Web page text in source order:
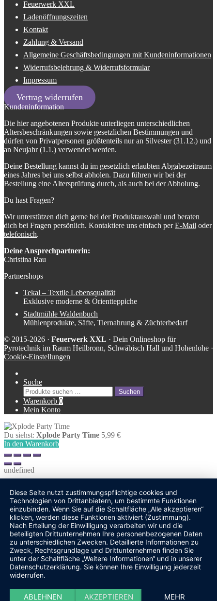
Feuerwerk XXL
Ladenöffnungszeiten
Kontakt
Zahlung & Versand
Allgemeine Geschäftsbedingungen mit Kundeninformationen
Widerrufsbelehrung & Widerrufsformular
Impressum
Vertrag widerrufen
Kundeninformation
Die hier angebotenen Produkte unterliegen unterschiedlichen
Altersbeschränkungen sowie gesetzlichen Bestimmungen und
dürfen von Privatpersonen größtenteils nur an Silvester (31.12.) und
an Neujahr (1.1.) verwendet werden.
Deine Bestellung kannst du im gesetzlich erlaubten Abgabezeitraum
eines Jahres bei uns selbst abholen. Dazu führen wir bei der
Bestellung eine Altersprüfung durch, als auch bei der Abholung.
Du hast Fragen?
Wir unterstützen dich gerne bei der Produktauswahl und beraten
dich bei Fragen persönlich. Kontaktiere uns einfach perE-Mail oder
telefonisch.
Deine Ansprechpartnerin:
Christina Rau
Partnershops
Tekal – Textile Lebensqualität
Exklusive moderne & Orientteppiche
Stadtmühle Waldenbuch
Mühlenprodukte, Säfte, Tiernahrung & Züchterbedarf
© 2015-2026 · Feuerwerk XXL · Dein Onlineshop für
Pyrotechnik im Raum Heilbronn, Schwäbisch Hall und Hohenlohe ·
Cookie-Einstellungen
Suche
Suche
nach:
Suchen
Warenkorb 0
Mein Konto
Du siehst: Xplode Party Time 5,99 €
In den Warenkorb
Diese Seite nutzt zustimmungspflichtige cookies und
Technologien von Drittanbietern, um bestimmte Funktionen
einzubinden. Wenn Sie auf die Schaltfläche „Alle akzeptieren“
klicken, werden diese Funktionen aktiviert (Zustimmung).
Nach Erteilung der Einwilligung verarbeiten wir und die
beteiligten Drittunternehmen Ihre personenbezogenen Daten
zu unterschiedlichen Zwecken. Detaillierte Informationen zu
Zweck, Rechtsgrundlage und Drittunternehmen finden Sie
unter der Schaltfläche „Weitere Informationen“ und in unserer
Datenschutzerklärung. Sie können Ihre Einwilligung jederzeit
widerrufen.
ABLEHNEN AKZEPTIEREN MEHR
undefined